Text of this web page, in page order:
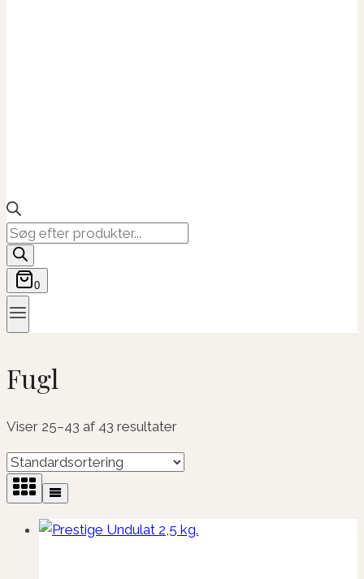
Products
search
0
Fugl
Viser 25–43 af 43 resultater